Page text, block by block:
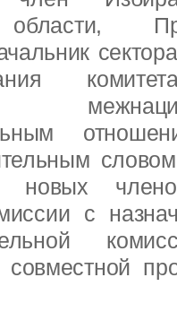
области,
новых
с